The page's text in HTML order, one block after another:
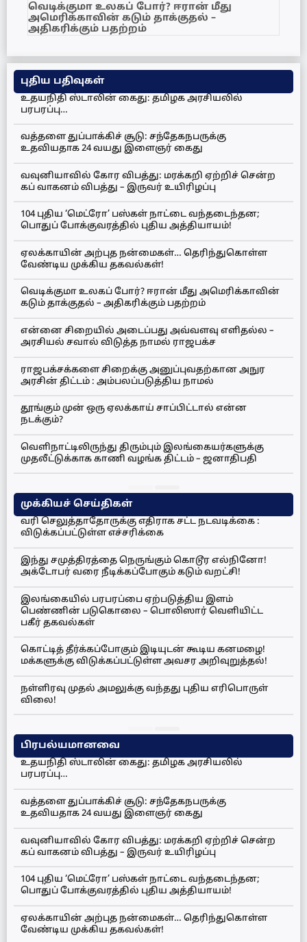
வெடிக்குமா உலகப் போர்? ஈரான் மீது
அமெரிக்காவின் கடும் தாக்குதல் –
அதிகரிக்கும் பதற்றம்
புதிய பதிவுகள்
உதயநிதி ஸ்டாலின் கைது: தமிழக அரசியலில்
பரபரப்பு…
வத்தளை துப்பாக்கிச் சூடு: சந்தேகநபருக்கு
உதவியதாக 24 வயது இளைஞர் கைது
வவுனியாவில் கோர விபத்து: மரக்கறி ஏற்றிச் சென்ற
கப் வாகனம் விபத்து – இருவர் உயிரிழப்பு
104 புதிய ‘மெட்ரோ’ பஸ்கள் நாட்டை வந்தடைந்தன;
பொதுப் போக்குவரத்தில் புதிய அத்தியாயம்!
ஏலக்காயின் அற்புத நன்மைகள்… தெரிந்துகொள்ள
வேண்டிய முக்கிய தகவல்கள்!
வெடிக்குமா உலகப் போர்? ஈரான் மீது அமெரிக்காவின்
கடும் தாக்குதல் – அதிகரிக்கும் பதற்றம்
என்னை சிறையில் அடைப்பது அவ்வளவு எளிதல்ல –
அரசியல் சவால் விடுத்த நாமல் ராஜபக்ச
ராஜபக்சக்களை சிறைக்கு அனுப்புவதற்கான அநுர
அரசின் திட்டம் : அம்பலப்படுத்திய நாமல்
தூங்கும் முன் ஒரு ஏலக்காய் சாப்பிட்டால் என்ன
நடக்கும்?
வெளிநாட்டிலிருந்து திரும்பும் இலங்கையர்களுக்கு
முதலீட்டுக்காக காணி வழங்க திட்டம் – ஜனாதிபதி
முக்கியச் செய்திகள்
வரி செலுத்தாதோருக்கு எதிராக சட்ட நடவடிக்கை :
விடுக்கப்பட்டுள்ள எச்சரிக்கை
இந்து சமுத்திரத்தை நெருங்கும் கொடூர எல்நினோ!
அக்டோபர் வரை நீடிக்கப்போகும் கடும் வறட்சி!
இலங்கையில் பரபரப்பை ஏற்படுத்திய இளம்
பெண்ணின் படுகொலை – பொலிஸார் வெளியிட்ட
பகீர் தகவல்கள்
கொட்டித் தீர்க்கப்போகும் இடியுடன் கூடிய கனமழை!
மக்களுக்கு விடுக்கப்பட்டுள்ள அவசர அறிவுறுத்தல்!
நள்ளிரவு முதல் அமலுக்கு வந்தது புதிய எரிபொருள்
விலை!
பிரபல்யமானவை
உதயநிதி ஸ்டாலின் கைது: தமிழக அரசியலில்
பரபரப்பு…
வத்தளை துப்பாக்கிச் சூடு: சந்தேகநபருக்கு
உதவியதாக 24 வயது இளைஞர் கைது
வவுனியாவில் கோர விபத்து: மரக்கறி ஏற்றிச் சென்ற
கப் வாகனம் விபத்து – இருவர் உயிரிழப்பு
104 புதிய ‘மெட்ரோ’ பஸ்கள் நாட்டை வந்தடைந்தன;
பொதுப் போக்குவரத்தில் புதிய அத்தியாயம்!
ஏலக்காயின் அற்புத நன்மைகள்… தெரிந்துகொள்ள
வேண்டிய முக்கிய தகவல்கள்!